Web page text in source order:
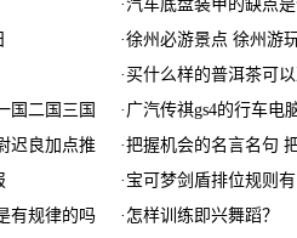
·汽车底盘装甲的缺点
·徐州必游景点 徐州游
· 买什么样的普洱茶可
国二国三国 · 广汽传祺gs4的行车电
迟良加点推 ·把握机会的名言名句
· 宝可梦剑盾排位规则
有规律的吗 · 怎样训练即兴舞蹈？